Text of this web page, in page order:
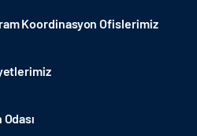
Koordinasyon Ofislerimiz
Odası